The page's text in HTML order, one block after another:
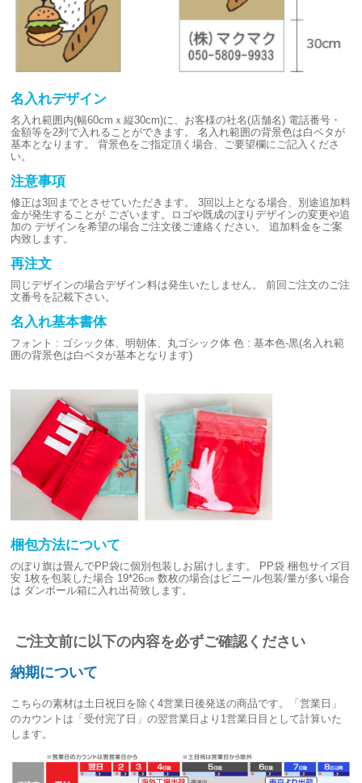
名入れデザイン
名入れ範囲内(幅60cmｘ縦30cm)に、お客様の社名(店舗名) 電話番号・
金額等を2列で入れることができます。
名入れ範囲の背景色は白ベタが
基本となります。
背景色をご指定頂く場合、ご要望欄にご記入くださ
い。
注意事項
修正は3回までとさせていただきます。
3回以上となる場合、別途追加料
金が発生することが ございます。ロゴや既成のぼりデザインの変更や追
加の デザインを希望の場合ご注文後ご連絡ください。
追加料金をご案
内致します。
再注文
同じデザインの場合デザイン料は発生いたしません。
前回ご注文のご注
文番号を記載下さい。
名入れ基本書体
フォント : ゴシック体、明朝体、丸ゴシック体 色 : 基本色-黒(名入れ範
囲の背景色は白ベタが基本となります)
梱包方法について
のぼり旗は畳んでPP袋に個別包装しお届けします。
PP袋 梱包サイズ目
安 1枚を包装した場合 19*26㎝ 数枚の場合はビニール包装/量が多い場合
は ダンボール箱に入れ出荷致します。
ご注文前に以下の内容を必ずご確認ください
納期について
こちらの素材は土日祝日を除く4営業日後発送の商品です。「営業日」
のカウントは「受付完了日」の翌営業日より1営業日目として計算いた
します。